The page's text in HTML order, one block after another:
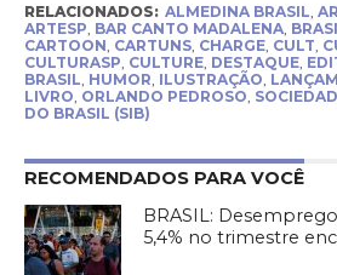
RELACIONADOS: ALMEDINA BRASIL
ARTESP BAR CANTO MADALENA,
CARTOON CARTUNS, CHARGE, CULT
CULTURASP CULTURE, DESTAQUE,
BRASIL HUMOR ILUSTRAÇÃO
LIVRO ORLANDO PEDROSO
DO BRASIL (SIB)
RECOMENDADOS PARA VOCÊ
BRASIL:
5,4% no trimestre